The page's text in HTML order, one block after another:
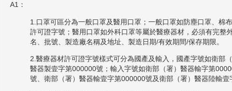
A1：
1.口罩可區分為一般口罩及醫用口罩；一般口罩如防塵口罩、棉
許可證字號；醫用口罩如外科口罩等屬於醫療器材，必須有完整
名、批號、製造廠名稱及地址、製造日期/有效期間/保存期限。
2.醫療器材許可證字號樣式可分為國產及輸入，國產字號如衛部
醫器製壹字第000000號；輸入字號如衛部（署）醫器輸字第
號、衛部（署）醫器輸壹字第000000號及衛部（署）醫器陸輸壹